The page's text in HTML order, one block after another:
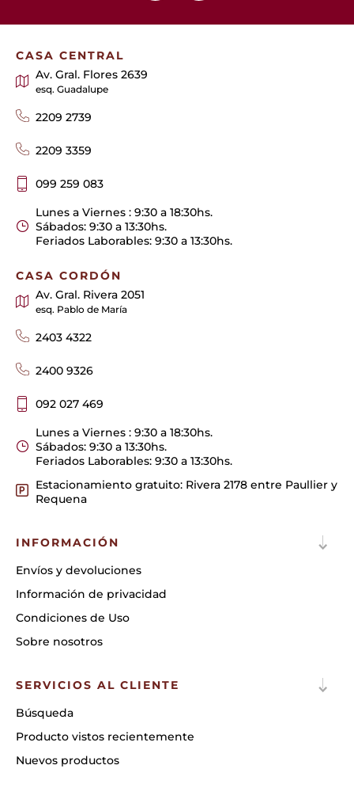
CASA CENTRAL
Av. Gral. Flores 2639
esq. Guadalupe
2209 2739
2209 3359
099 259 083
Lunes a Viernes : 9:30 a 18:30hs.
Sábados: 9:30 a 13:30hs.
Feriados Laborables: 9:30 a 13:30hs.
CASA CORDÓN
Av. Gral. Rivera 2051
esq. Pablo de María
2403 4322
2400 9326
092 027 469
Lunes a Viernes : 9:30 a 18:30hs.
Sábados: 9:30 a 13:30hs.
Feriados Laborables: 9:30 a 13:30hs.
Estacionamiento gratuito: Rivera 2178 entre Paullier y
Requena
INFORMACIÓN
Envíos y devoluciones
Información de privacidad
Condiciones de Uso
Sobre nosotros
SERVICIOS AL CLIENTE
Búsqueda
Producto vistos recientemente
Nuevos productos